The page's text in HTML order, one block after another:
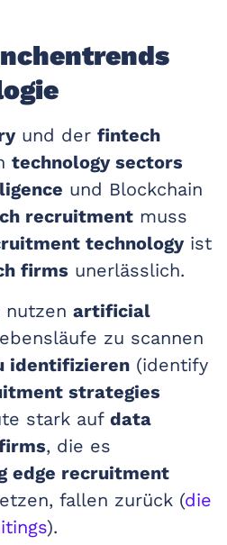
und der fintech
technology sectors
und Blockchain
recruitment muss
technologyist
firms unerlässlich.
nutzen artificial
zu scannen
identifizieren (identify
strategies
stark auf data
, die es
edge recruitment
fallen zurück (die
).